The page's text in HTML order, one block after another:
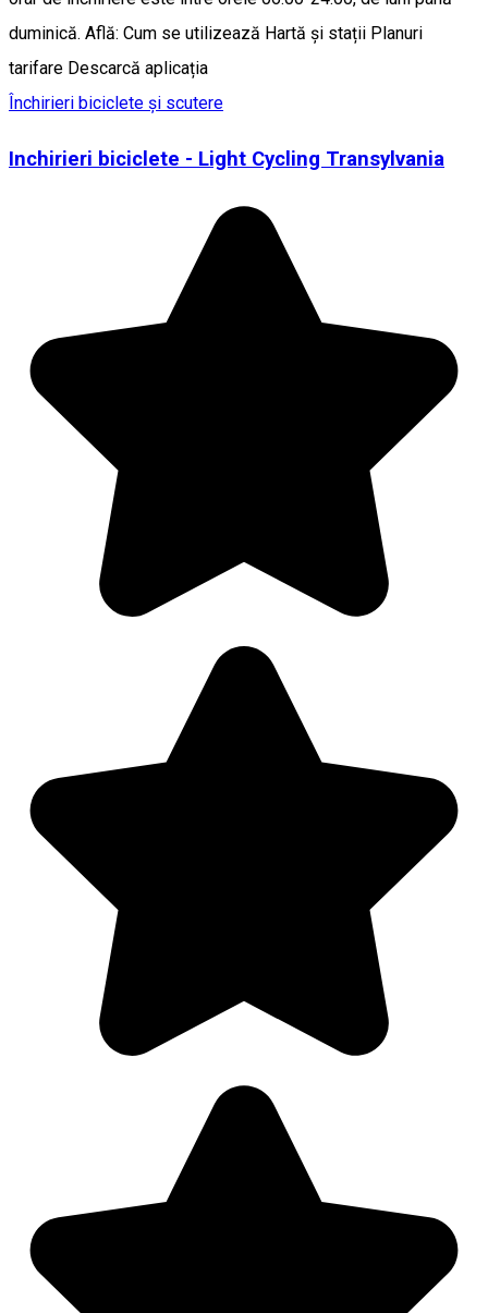
duminică. Află: Cum se utilizează Hartă și stații Planuri
tarifare Descarcă aplicația
Închirieri biciclete și scutere
Inchirieri biciclete - Light Cycling Transylvania